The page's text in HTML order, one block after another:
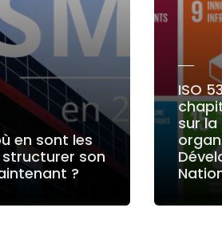
en sont les
structurer son
?
ISO
sur